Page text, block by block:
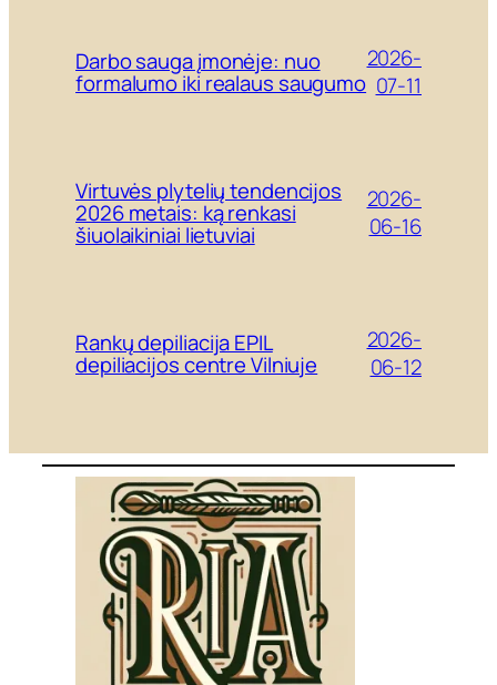
Darbo sauga įmonėje: nuo
formalumo iki realaus saugumo
2026-
07-11
Virtuvės plytelių tendencijos
2026 metais: ką renkasi
šiuolaikiniai lietuviai
2026-
06-16
Rankų depiliacija EPIL
depiliacijos centre Vilniuje
2026-
06-12